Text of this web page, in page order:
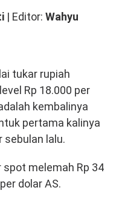
| Editor: Wahyu
tukar rupiah
Rp 18.000 per
kembalinya
pertama kalinya
sebulan lalu.
spot melemah Rp 34
dolar AS.